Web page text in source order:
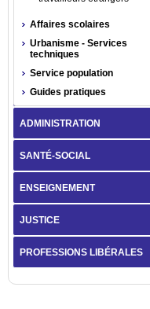
Affaires scolaires
Urbanisme - Services
techniques
Service population
Guides pratiques
ADMINISTRATION
SANTÉ-SOCIAL
ENSEIGNEMENT
JUSTICE
PROFESSIONS LIBÉRALES